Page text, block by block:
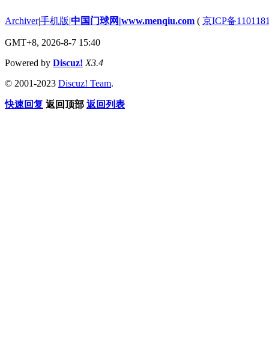
Archiver|手机版|中国门球网|www.menqiu.com ( 京ICP备
GMT+8, 2026-8-7 15:40
Powered by Discuz! X3.4
© 2001-2023 Discuz! Team.
快速回复 返回顶部 返回列表